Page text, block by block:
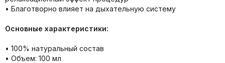
• Благотворно влияет на дыхательную систему
Основные характеристики:
• 100% натуральный состав
• Объем: 100 мл